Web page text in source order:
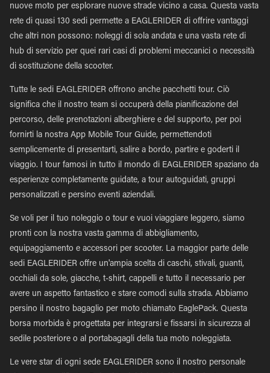
nuove moto per esplorare nuove strade vicino a casa. Questa vasta
rete di quasi 130 sedi permette a EAGLERIDER di offrire vantaggi
che altri non possono: noleggi di sola andata e una vasta rete di
hub di servizio per quei rari casi di problemi meccanici o necessità
di sostituzione della scooter.
Tutte le sedi EAGLERIDER offrono anche pacchetti tour. Ciò
significa che il nostro team si occuperà della pianificazione del
percorso, delle prenotazioni alberghiere e del supporto, per poi
fornirti la nostra App Mobile Tour Guide, permettendoti
semplicemente di presentarti, salire a bordo, partire e goderti il
viaggio. I tour famosi in tutto il mondo di EAGLERIDER spaziano da
esperienze completamente guidate, a tour autoguidati, gruppi
personalizzati e persino eventi aziendali.
Se voli per il tuo noleggio o tour e vuoi viaggiare leggero, siamo
pronti con la nostra vasta gamma di abbigliamento,
equipaggiamento e accessori per scooter. La maggior parte delle
sedi EAGLERIDER offre un'ampia scelta di caschi, stivali, guanti,
occhiali da sole, giacche, t-shirt, cappelli e tutto il necessario per
avere un aspetto fantastico e stare comodi sulla strada. Abbiamo
persino il nostro bagaglio per moto chiamato EaglePack. Questa
borsa morbida è progettata per integrarsi e fissarsi in sicurezza al
sedile posteriore o al portabagagli della tua moto noleggiata.
Le vere star di ogni sede EAGLERIDER sono il nostro personale